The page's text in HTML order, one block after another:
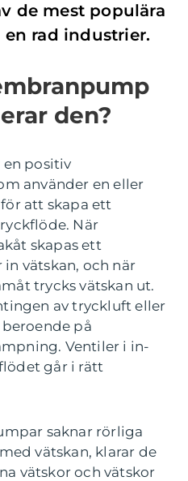
de mest populära
rad industrier.
den?
en positiv
använder en eller
att skapa ett
När
skapas ett
vätskan, och när
trycks vätskan ut.
av tryckluft eller
på
Ventiler i in-
går i rätt
saknar rörliga
vätskan, klarar de
vätskor och vätskor